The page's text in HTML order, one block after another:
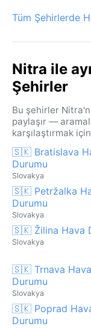
Tüm Şehirlerde
Nitra ile
Şehirler
Bu şehirler
paylaşır —
karşılaştırmak için
🇸🇰 Bratislava
Durumu
Slovakya
🇸🇰 Petržalka
Durumu
Slovakya
🇸🇰 Žilina Hava
Slovakya
🇸🇰 Trnava Hava
Durumu
Slovakya
🇸🇰 Poprad
Durumu